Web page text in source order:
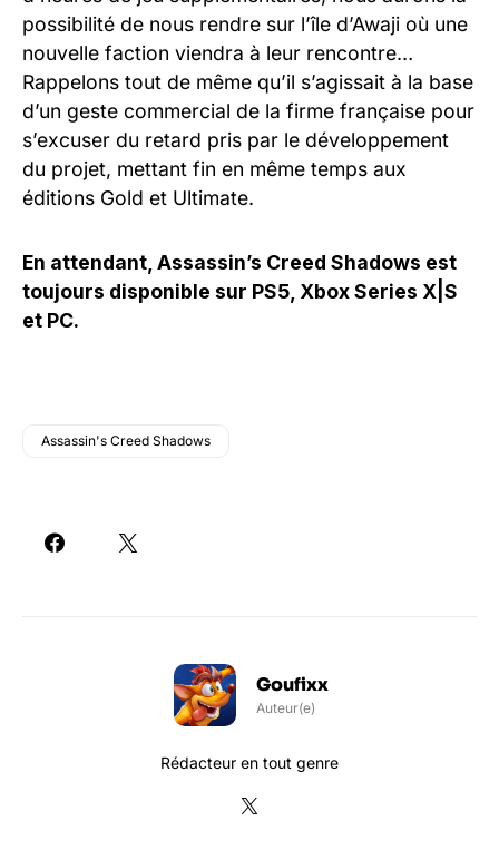
possibilité de nous rendre sur l’île d’Awaji où une
nouvelle faction viendra à leur rencontre…
Rappelons tout de même qu’il s’agissait à la base
d’un geste commercial de la firme française pour
s’excuser du retard pris par le développement
du projet, mettant fin en même temps aux
éditions Gold et Ultimate.
En attendant, Assassin’s Creed Shadows est
toujours disponible sur PS5, Xbox Series X|S
et PC.
Assassin's Creed Shadows
Goufixx
Auteur(e)
Rédacteur en tout genre